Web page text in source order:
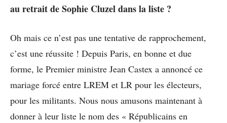
au retrait de Sophie Cluzel dans la liste ?
Oh mais ce n’est pas une tentative de rapprochement,
c’est une réussite ! Depuis Paris, en bonne et due
forme, le Premier ministre Jean Castex a annoncé ce
mariage forcé entre LREM et LR pour les électeurs,
pour les militants. Nous nous amusons maintenant à
donner à leur liste le nom des « Républicains en